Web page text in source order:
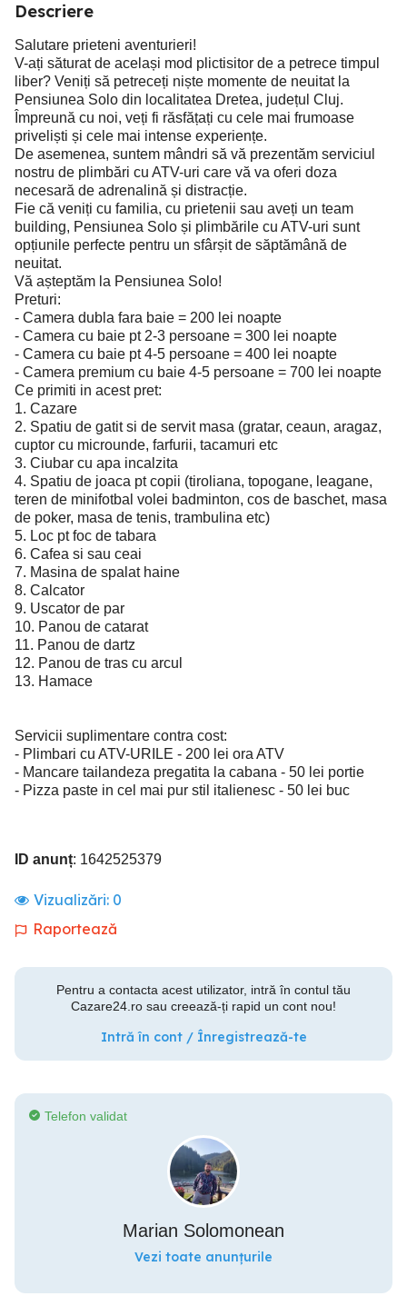
Descriere
Salutare prieteni aventurieri!
V-ați săturat de același mod plictisitor de a petrece timpul
liber? Veniți să petreceți niște momente de neuitat la
Pensiunea Solo din localitatea Dretea, județul Cluj.
Împreună cu noi, veți fi răsfățați cu cele mai frumoase
priveliști și cele mai intense experiențe.
De asemenea, suntem mândri să vă prezentăm serviciul
nostru de plimbări cu ATV-uri care vă va oferi doza
necesară de adrenalină și distracție.
Fie că veniți cu familia, cu prietenii sau aveți un team
building, Pensiunea Solo și plimbările cu ATV-uri sunt
opțiunile perfecte pentru un sfârșit de săptămână de
neuitat.
Vă așteptăm la Pensiunea Solo!
Preturi:
- Camera dubla fara baie = 200 lei noapte
- Camera cu baie pt 2-3 persoane = 300 lei noapte
- Camera cu baie pt 4-5 persoane = 400 lei noapte
- Camera premium cu baie 4-5 persoane = 700 lei noapte
Ce primiti in acest pret:
1. Cazare
2. Spatiu de gatit si de servit masa (gratar, ceaun, aragaz,
cuptor cu microunde, farfurii, tacamuri etc
3. Ciubar cu apa incalzita
4. Spatiu de joaca pt copii (tiroliana, topogane, leagane,
teren de minifotbal volei badminton, cos de baschet, masa
de poker, masa de tenis, trambulina etc)
5. Loc pt foc de tabara
6. Cafea si sau ceai
7. Masina de spalat haine
8. Calcator
9. Uscator de par
10. Panou de catarat
11. Panou de dartz
12. Panou de tras cu arcul
13. Hamace
Servicii suplimentare contra cost:
- Plimbari cu ATV-URILE - 200 lei ora ATV
- Mancare tailandeza pregatita la cabana - 50 lei portie
- Pizza paste in cel mai pur stil italienesc - 50 lei buc
ID anunț: 1642525379
Vizualizări: 0
Raportează
Pentru a contacta acest utilizator, intră în contul tău
Cazare24.ro sau creează-ți rapid un cont nou!
Intră în cont / Înregistrează-te
Telefon validat
Marian Solomonean
Vezi toate anunțurile